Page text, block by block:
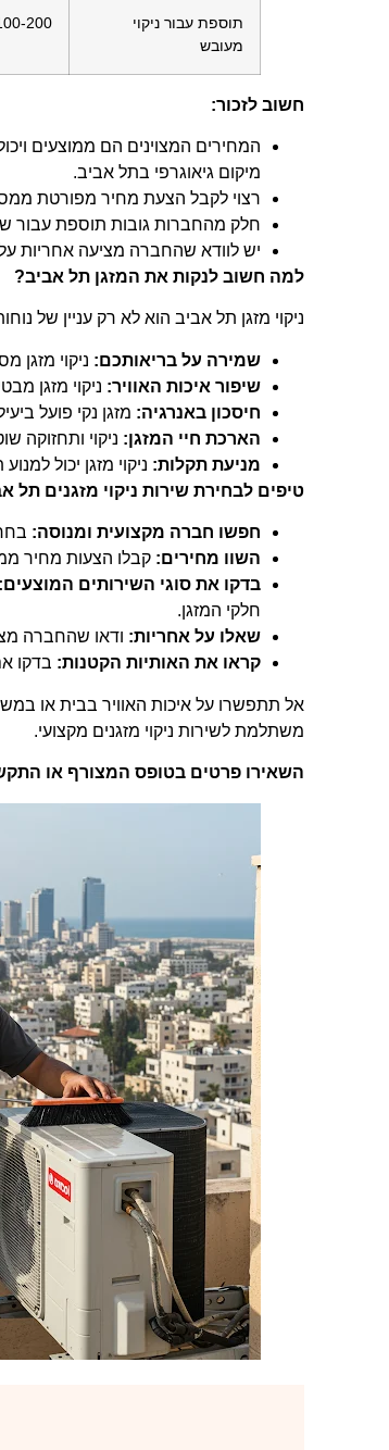
תוספת עבור ניקוי
מעובש
200
חשוב לזכור:
המחירים המצוינים הם ממוצעים
מיקום גיאוגרפי בתל אביב.
רצוי לקבל הצעת מחיר מפורטת
חלק מהחברות גובות תוספת עבור
יש לוודא שהחברה מציעה אחריות
למה חשוב לנקות את המזגן תל אביב?
ניקוי מזגן תל אביב הוא לא רק עניין של
שמירה על בריאותכם: ניקוי מזגן
שיפור איכות האוויר: ניקוי מזגן
חיסכון באנרגיה: מזגן נקי פועל
הארכת חיי המזגן: ניקוי ותחזוקה
מניעת תקלות: ניקוי מזגן יכול
טיפים לבחירת שירות ניקוי מזגנים תל
חפשו חברה מקצועית ומנוסה:
השוו מחירים: קבלו הצעות מחיר
בדקו את סוגי השירותים המוצעים:
חלקי המזגן.
שאלו על אחריות: ודאו שהחברה
קראו את האותיות הקטנות: בדקו
אל תתפשרו על איכות האוויר בבית או
משתלמת לשירות ניקוי מזגנים מקצועי.
השאירו פרטים בטופס המצורף או